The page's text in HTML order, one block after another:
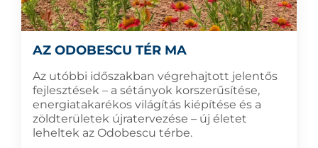
AZ ODOBESCU TÉR MA
Az utóbbi időszakban végrehajtott jelentős
fejlesztések – a sétányok korszerűsítése,
energiatakarékos világítás kiépítése és a
zöldterületek újratervezése – új életet
leheltek az Odobescu térbe.